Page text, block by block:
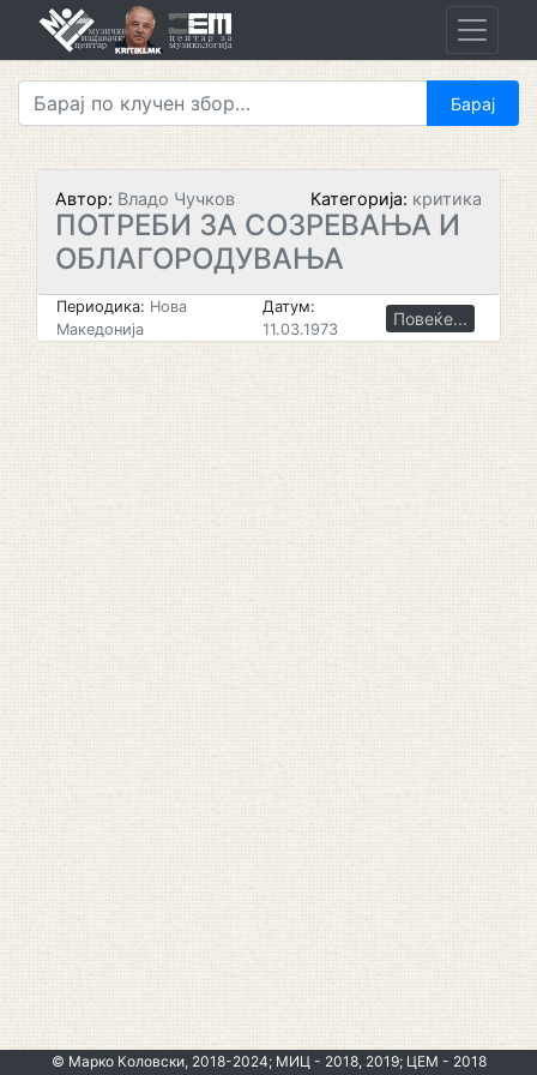
Автор: Владо Чучков Категорија: критика
ПОТРЕБИ ЗА СОЗРЕВАЊА И
ОБЛАГОРОДУВАЊА
Периодика: Нова
Македонија
Датум:
11.03.1973
Повеќе...
© Марко Коловски, 2018-2024; МИЦ - 2018, 2019; ЦЕМ - 2018